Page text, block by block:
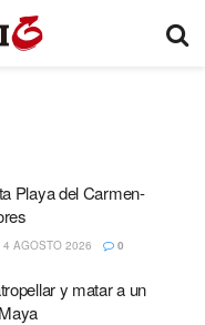
Playa del Carmen-
4 AGOSTO 2026 0
y matar a un